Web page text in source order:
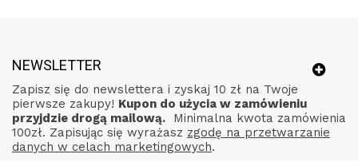
NEWSLETTER
Zapisz się do newslettera i zyskaj 10 zł na Twoje
pierwsze zakupy! Kupon do użycia w zamówieniu
przyjdzie drogą mailową. Minimalna kwota zamówienia
100zł. Zapisując się wyrażasz zgodę na przetwarzanie
danych w celach marketingowych.